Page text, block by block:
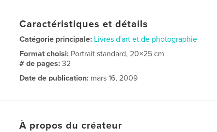
Caractéristiques et détails
Catégorie principale: Livres d'art et de photographie
Format choisi: Portrait standard, 20×25 cm
# de pages:32
Date de publication: mars 16, 2009
À propos du créateur